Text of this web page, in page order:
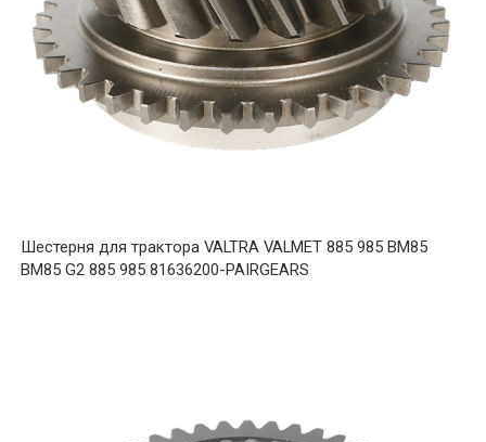
Шестерня для трактора VALTRA VALMET 885 985 BM85
BM85 G2 885 985 81636200-PAIRGEARS